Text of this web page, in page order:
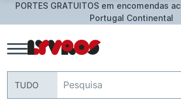
PORTES GRATUITOS em encomendas
Portugal Continental
TUDO